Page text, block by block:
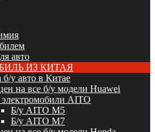
авто
ИЗ КИТАЯ
б/у авто в Китае
на все б/у модели Huawei
AITO
Б/у AITO M5
Б/у AITO M7